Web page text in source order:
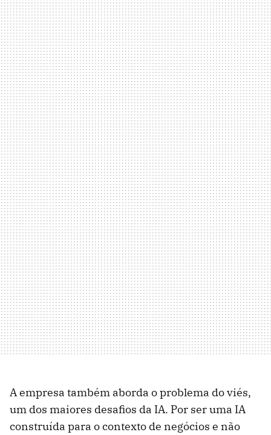
A empresa também aborda o problema do viés,
um dos maiores desafios da IA. Por ser uma IA
construída para o contexto de negócios e não